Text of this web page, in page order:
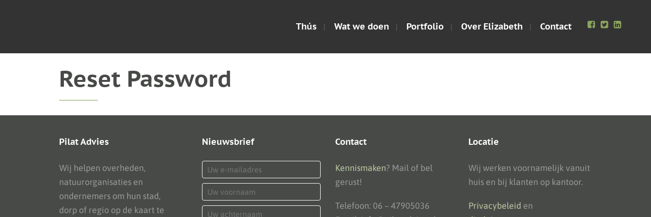
Thús Wat we doen Portfolio Over Elizabeth Contact
Reset Password
Pilat Advies
Wij helpen overheden,
natuurorganisaties en
ondernemers om hun stad,
dorp of regio op de kaart te
Nieuwsbrief Contact
Kennismaken? Mail of bel
gerust!
Telefoon: 06 – 47905036
Locatie
Wij werken voornamelijk vanuit
huis en bij klanten op kantoor.
Privacybeleid en